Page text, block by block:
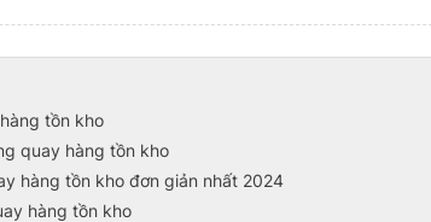
tồn kho
quay hàng tồn kho
hàng tồn kho đơn giản nhất 2024
hàng tồn kho